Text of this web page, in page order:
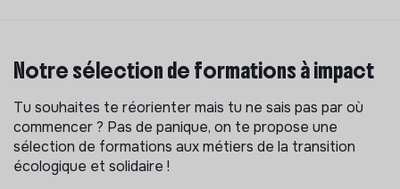
Notre sélection de formations à impact
Tu souhaites te réorienter mais tu ne sais pas par où
commencer ? Pas de panique, on te propose une
sélection de formations aux métiers de la transition
écologique et solidaire !